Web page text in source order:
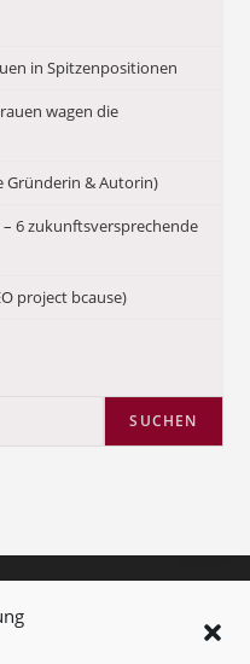
in Spitzenpositionen
wagen die
Gründerin & Autorin)
6 zukunftsversprechende
project bcause)
SUCHEN